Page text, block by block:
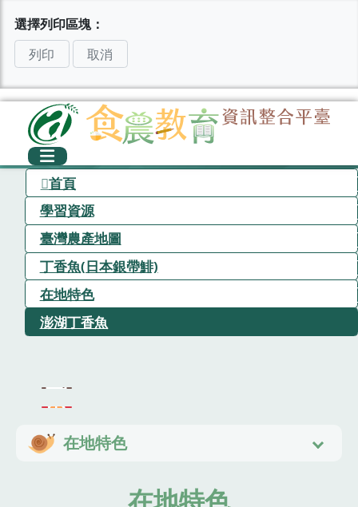
選擇列印區塊：
列印
取消
首頁
學習資源
臺灣農產地圖
丁香魚(日本銀帶鯡)
在地特色
澎湖丁香魚
在地特色
在地特色